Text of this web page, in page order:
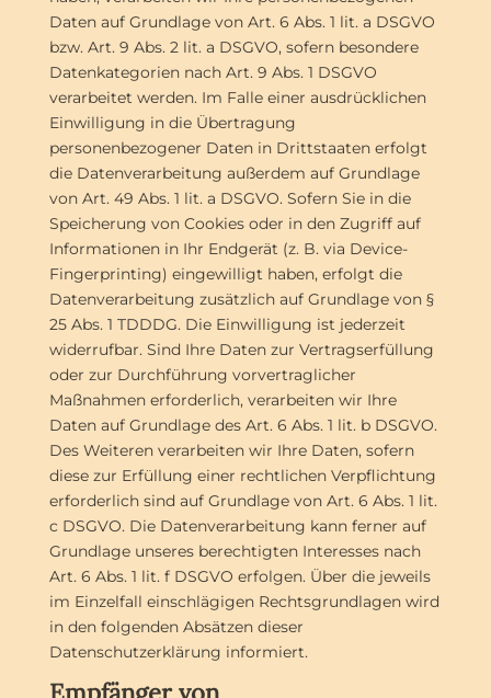
Daten auf Grundlage von Art. 6 Abs. 1 lit. a DSGVO
bzw. Art. 9 Abs. 2 lit. a DSGVO, sofern besondere
Datenkategorien nach Art. 9 Abs. 1 DSGVO
verarbeitet werden. Im Falle einer ausdrücklichen
Einwilligung in die Übertragung
personenbezogener Daten in Drittstaaten erfolgt
die Datenverarbeitung außerdem auf Grundlage
von Art. 49 Abs. 1 lit. a DSGVO. Sofern Sie in die
Speicherung von Cookies oder in den Zugriff auf
Informationen in Ihr Endgerät (z. B. via Device-
Fingerprinting) eingewilligt haben, erfolgt die
Datenverarbeitung zusätzlich auf Grundlage von §
25 Abs. 1 TDDDG. Die Einwilligung ist jederzeit
widerrufbar. Sind Ihre Daten zur Vertragserfüllung
oder zur Durchführung vorvertraglicher
Maßnahmen erforderlich, verarbeiten wir Ihre
Daten auf Grundlage des Art. 6 Abs. 1 lit. b DSGVO.
Des Weiteren verarbeiten wir Ihre Daten, sofern
diese zur Erfüllung einer rechtlichen Verpflichtung
erforderlich sind auf Grundlage von Art. 6 Abs. 1 lit.
c DSGVO. Die Datenverarbeitung kann ferner auf
Grundlage unseres berechtigten Interesses nach
Art. 6 Abs. 1 lit. f DSGVO erfolgen. Über die jeweils
im Einzelfall einschlägigen Rechtsgrundlagen wird
in den folgenden Absätzen dieser
Datenschutzerklärung informiert.